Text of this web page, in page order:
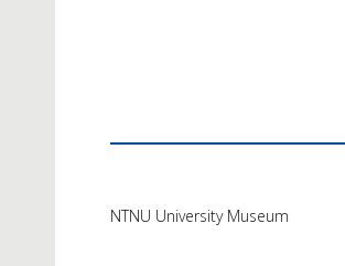
NTNU University Museum